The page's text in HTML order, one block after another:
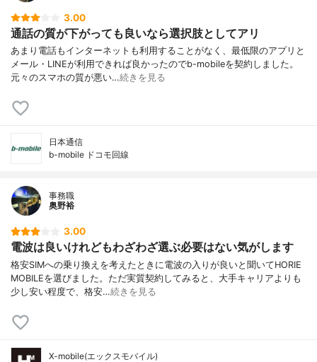
3.00
通話の質が下がっても良いなら選択肢としてアリ
あまり電話もインターネットも利用することがなく、最低限のアプリと
メール・LINEが利用できれば良かったのでb-mobileを契約しました。
元々のスマホの質が悪い…続きを見る
日本通信
b-mobile ドコモ回線
事務職
奥野裕
3.00
電波は良いけれどもわざわざ選ぶ必要はない気がします
格安SIMへの乗り換えを考えたときに電波の入りが良いと聞いてHORIE
MOBILEを選びました。ただ実質契約してみると、大手キャリアよりも
少し安い程度で、格安…続きを見る
X-mobile(エックスモバイル)